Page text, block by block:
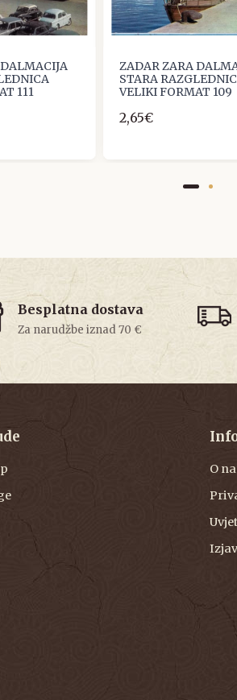
111
ZADAR ZARA
STARA
VELIKI FORMAT 109
2,65€
Besplatna dostava
Za narudžbe iznad 70 €
O